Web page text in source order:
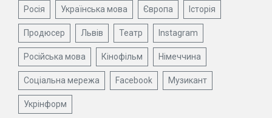
Росія Українська мова Європа Історія
Продюсер Львів Театр Instagram
Російська мова Кінофільм Німеччина
Соціальна мережа Facebook Музикант
Укрінформ